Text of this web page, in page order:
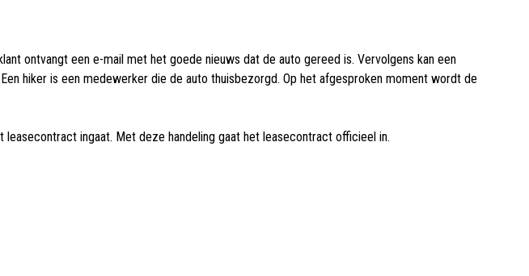
ontvangt een e-mail met het goede nieuws dat de auto gereed is. Vervolgens kan een
hiker is een medewerker die de auto thuisbezorgd. Op het afgesproken moment wordt de
ingaat. Met deze handeling gaat het leasecontract officieel in.